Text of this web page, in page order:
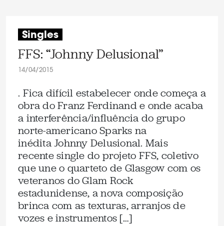
Singles
FFS: “Johnny Delusional”
14/04/2015
. Fica difícil estabelecer onde começa a
obra do Franz Ferdinand e onde acaba
a interferência/influência do grupo
norte-americano Sparks na
inédita Johnny Delusional. Mais
recente single do projeto FFS, coletivo
que une o quarteto de Glasgow com os
veteranos do Glam Rock
estadunidense, a nova composição
brinca com as texturas, arranjos de
vozes e instrumentos […]